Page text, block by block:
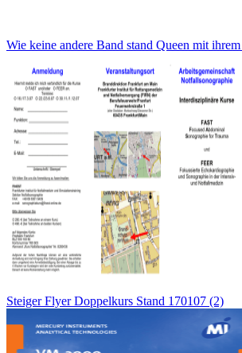
Wie keine andere Band stand Queen mit
Steiger Flyer Doppelkurs Stand 170107 (2)